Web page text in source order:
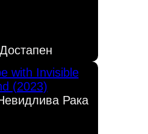
Достапен
with Invisible
(2023)
Рака